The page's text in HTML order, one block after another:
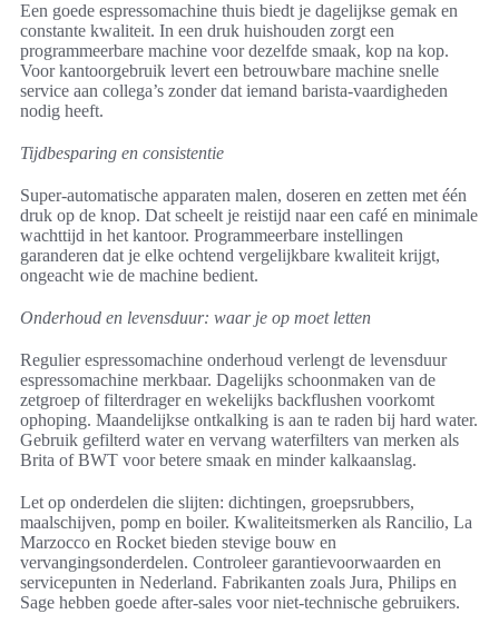
Een goede espressomachine thuis biedt je dagelijkse gemak en
constante kwaliteit. In een druk huishouden zorgt een
programmeerbare machine voor dezelfde smaak, kop na kop.
Voor kantoorgebruik levert een betrouwbare machine snelle
service aan collega’s zonder dat iemand barista-vaardigheden
nodig heeft.
Tijdbesparing en consistentie
Super-automatische apparaten malen, doseren en zetten met één
druk op de knop. Dat scheelt je reistijd naar een café en minimale
wachttijd in het kantoor. Programmeerbare instellingen
garanderen dat je elke ochtend vergelijkbare kwaliteit krijgt,
ongeacht wie de machine bedient.
Onderhoud en levensduur: waar je op moet letten
Regulier espressomachine onderhoud verlengt de levensduur
espressomachine merkbaar. Dagelijks schoonmaken van de
zetgroep of filterdrager en wekelijks backflushen voorkomt
ophoping. Maandelijkse ontkalking is aan te raden bij hard water.
Gebruik gefilterd water en vervang waterfilters van merken als
Brita of BWT voor betere smaak en minder kalkaanslag.
Let op onderdelen die slijten: dichtingen, groepsrubbers,
maalschijven, pomp en boiler. Kwaliteitsmerken als Rancilio, La
Marzocco en Rocket bieden stevige bouw en
vervangingsonderdelen. Controleer garantievoorwaarden en
servicepunten in Nederland. Fabrikanten zoals Jura, Philips en
Sage hebben goede after-sales voor niet-technische gebruikers.